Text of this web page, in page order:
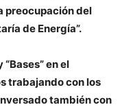
preocupación del
de Energía”.
en el
trabajando con los
también con